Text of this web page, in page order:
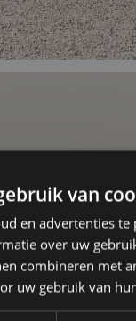
van
en advertenties
over uw
combineren met
uw gebruik van